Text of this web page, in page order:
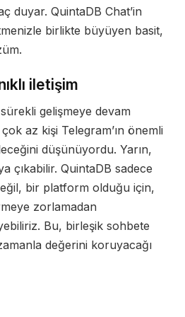
duyar. QuintaDB Chat’in
birlikte büyüyen basit,
iletişim
gelişmeye devam
az kişi Telegram’ın önemli
düşünüyordu. Yarın,
çıkabilir. QuintaDB sadece
bir platform olduğu için,
zorlamadan
Bu, birleşik sohbete
zamanla değerini koruyacağı